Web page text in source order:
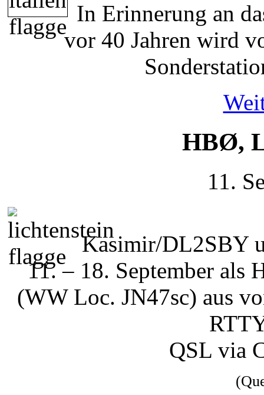
In Erinnerung an
vor 40 Jahren wird
HBØ,
11.
Kasimir/DL2SBY
11. – 18. September als
(WW Loc. JN47sc) aus
QSL via